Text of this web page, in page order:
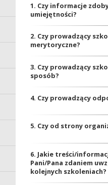
1. Czy informacje
umiejętności?
2. Czy prowadzący
merytoryczne?
3. Czy prowadzący
sposób?
4. Czy prowadzący
5. Czy od strony
6. Jakie treści/
Pani/Pana zdaniem
kolejnych szkoleniach?